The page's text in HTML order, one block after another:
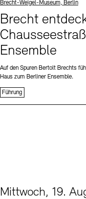
Standort
Brecht-Weigel-Museum, Berlin
Brecht
Ensemble
Auf den Spuren Bertolt Brechts
Haus zum Berliner Ensemble.
Führung
Mittwoch, 19.